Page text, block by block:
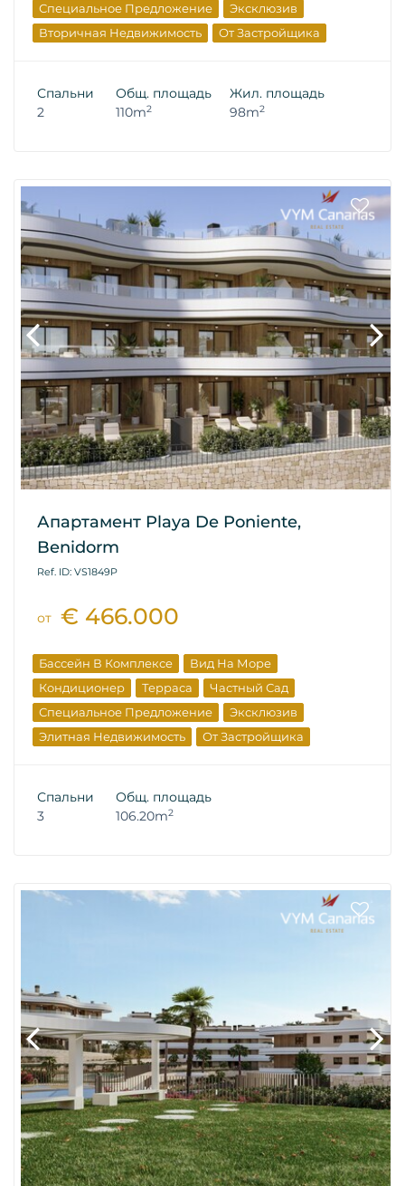
Специальное Предложение
Эксклюзив
Вторичная Недвижимость
От Застройщика
Спальни
2
Общ. площадь
110m2
Жил. площадь
98m2
Апартамент Playa De Poniente,
Benidorm
Ref. ID: VS1849P
от € 466.000
Бассейн В Комплексе
Вид На Море
Кондиционер
Терраса
Частный Сад
Специальное Предложение
Эксклюзив
Элитная Недвижимость
От Застройщика
Спальни
3
Общ. площадь
106.20m2